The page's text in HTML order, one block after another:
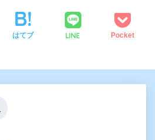
はてブ LINE Pocket